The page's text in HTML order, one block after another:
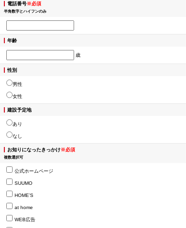
電話番号※必須
半角数字とハイフンのみ
年齢
歳
性別
男性
女性
建設予定地
あり
なし
お知りになったきっかけ※必須
複数選択可
公式ホームページ
SUUMO
HOME’S
at home
WEB広告